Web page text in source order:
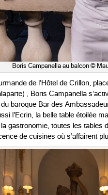
Boris Campanella au balcon ©
de l’Hôtel de Crillon,
, Boris Campanella
baroque Bar des
l’Ecrin, la belle table étoilée
gastronomie, toutes les tables
de cuisines où s’affairent